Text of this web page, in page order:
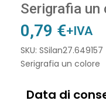
Serigrafia un
0,79 €+IVA
SKU: SSilan27.649157
Serigrafia un colore
Data di